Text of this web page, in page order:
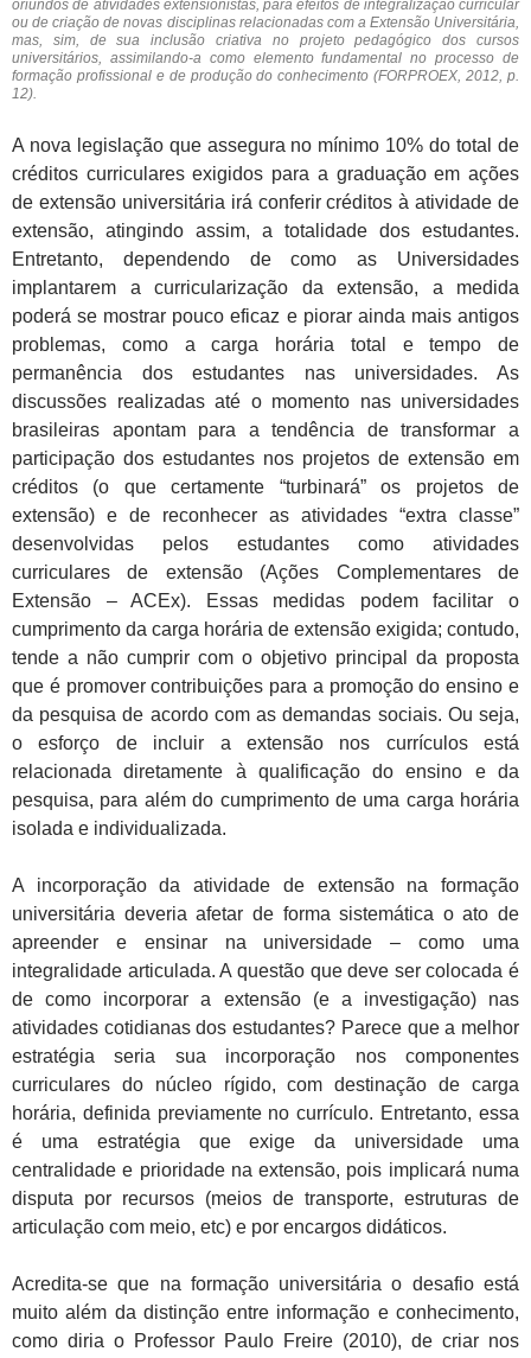
oriundos de atividades extensionistas, para efeitos de integralização curricular
ou de criação de novas disciplinas relacionadas com a Extensão Universitária,
mas, sim, de sua inclusão criativa no projeto pedagógico dos cursos
universitários, assimilando-a como elemento fundamental no processo de
formação profissional e de produção do conhecimento (FORPROEX, 2012, p.
12)
A nova legislação que assegura no mínimo 10% do total de
créditos curriculares exigidos para a graduação em ações
de extensão universitária irá conferir créditos à atividade de
extensão, atingindo assim, a totalidade dos estudantes.
Entretanto, dependendo de como as Universidades
implantarem a curricularização da extensão, a medida
poderá se mostrar pouco eficaz e piorar ainda mais antigos
problemas, como a carga horária total e tempo de
permanência dos estudantes nas universidades. As
discussões realizadas até o momento nas universidades
brasileiras apontam para a tendência de transformar a
participação dos estudantes nos projetos de extensão em
créditos (o que certamente “turbinará” os projetos de
extensão) e de reconhecer as atividades “extra classe”
desenvolvidas pelos estudantes como atividades
curriculares de extensão (Ações Complementares de
Extensão – ACEx). Essas medidas podem facilitar o
cumprimento da carga horária de extensão exigida; contudo,
tende a não cumprir com o objetivo principal da proposta
que é promover contribuições para a promoção do ensino e
da pesquisa de acordo com as demandas sociais. Ou seja,
o esforço de incluir a extensão nos currículos está
relacionada diretamente à qualificação do ensino e da
pesquisa, para além do cumprimento de uma carga horária
isolada e individualizada.
A incorporação da atividade de extensão na formação
universitária deveria afetar de forma sistemática o ato de
apreender e ensinar na universidade – como uma
integralidade articulada. A questão que deve ser colocada é
de como incorporar a extensão (e a investigação) nas
atividades cotidianas dos estudantes? Parece que a melhor
estratégia seria sua incorporação nos componentes
curriculares do núcleo rígido, com destinação de carga
horária, definida previamente no currículo. Entretanto, essa
é uma estratégia que exige da universidade uma
centralidade e prioridade na extensão, pois implicará numa
disputa por recursos (meios de transporte, estruturas de
articulação com meio, etc) e por encargos didáticos.
Acredita-se que na formação universitária o desafio está
muito além da distinção entre informação e conhecimento,
como diria o Professor Paulo Freire (2010), de criar nos